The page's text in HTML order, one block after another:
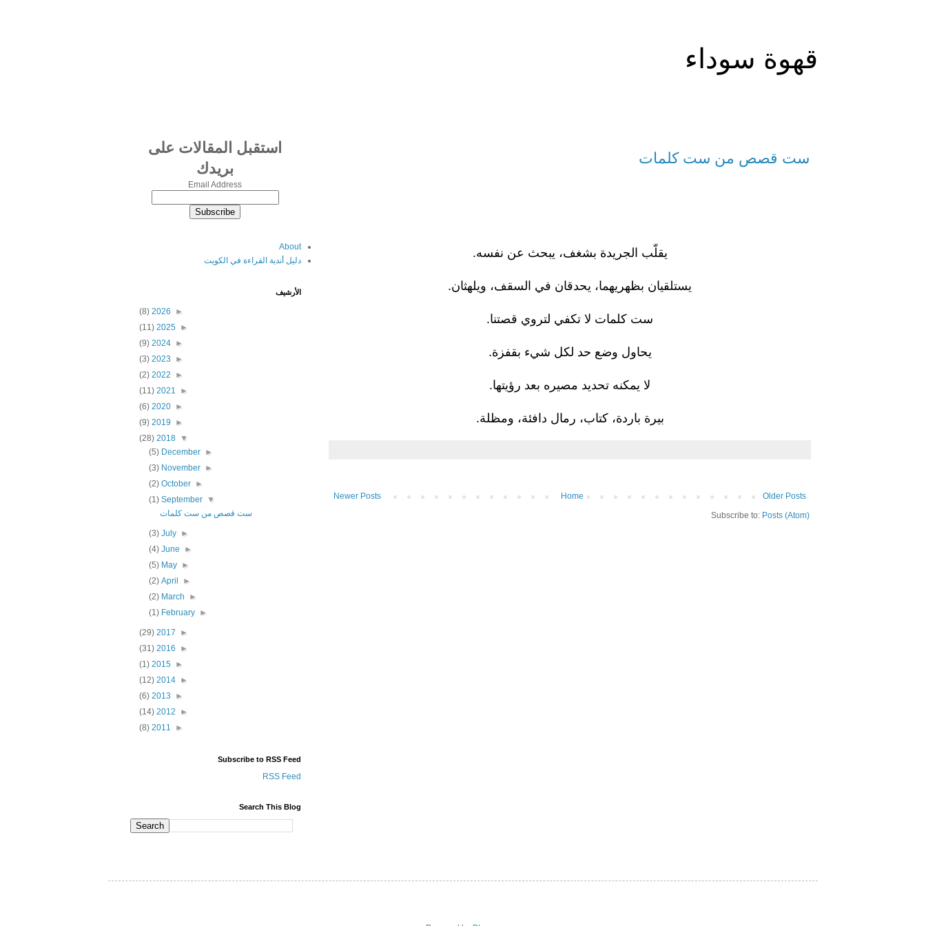
قهوة سوداء
ست قصص من ست كلمات
يقلّب الجريدة بشغف، يبحث عن نفسه.
يستلقيان بظهريهما، يحدقان في السقف، ويلهثان.
ست كلمات لا تكفي لتروي قصتنا.
يحاول وضع حد لكل شيء بقفزة.
لا يمكنه تحديد مصيره بعد رؤيتها.
بيرة باردة، كتاب، رمال دافئة، ومظلة.
Newer Posts Older Posts
Home
Subscribe to: Posts (Atom)
استقبل المقالات على
بريدك
Email Address
About
دليل أندية القراءة في الكويت
الأرشيف
►
2026
(8)
►
2025
(11)
►
2024
(9)
►
2023
(3)
►
2022
(2)
►
2021
(11)
►
2020
(6)
►
2019
(9)
▼
2018
(28)
►
December
(5)
►
November
(3)
►
October
(2)
▼
September
(1)
ست قصص من ست كلمات
►
July
(3)
►
June
(4)
►
May
(5)
►
April
(2)
►
March
(2)
►
February
(1)
►
2017
(29)
►
2016
(31)
►
2015
(1)
►
2014
(12)
►
2013
(6)
►
2012
(14)
►
2011
(8)
Subscribe to RSS Feed
RSS Feed
Search This Blog